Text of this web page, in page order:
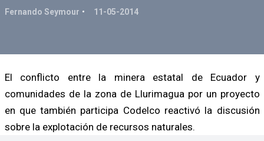
Fernando Seymour 11-05-2014
El conflicto entre la minera estatal de Ecuador y
comunidades de la zona de Llurimagua por un proyecto
en que también participa Codelco reactivó la discusión
sobre la explotación de recursos naturales.